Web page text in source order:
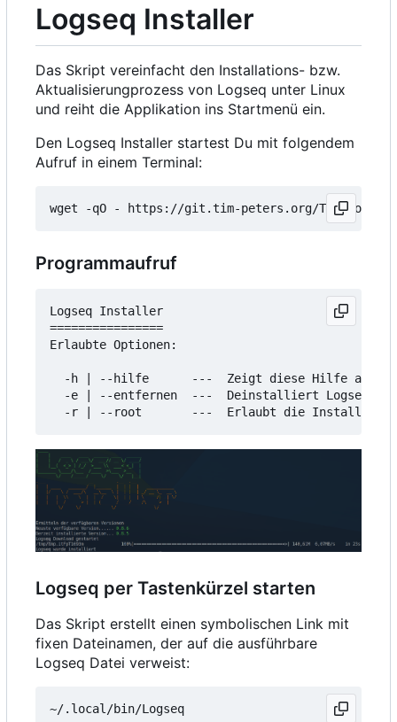
Logseq Installer
Das Skript vereinfacht den Installations- bzw.
Aktualisierungprozess von Logseq unter Linux
und reiht die Applikation ins Startmenü ein.
Den Logseq Installer startest Du mit folgendem
Aufruf in einem Terminal:
wget -qO - https://git.tim-peters.org/Tim/
Programmaufruf
Logseq Installer
================
Erlaubte Optionen:
  -h | --hilfe      ---  Zeigt diese Hilfe an
  -e | --entfernen  ---  Deinstalliert Logseq
Logseq per Tastenkürzel starten
Das Skript erstellt einen symbolischen Link mit
fixen Dateinamen, der auf die ausführbare
Logseq Datei verweist: